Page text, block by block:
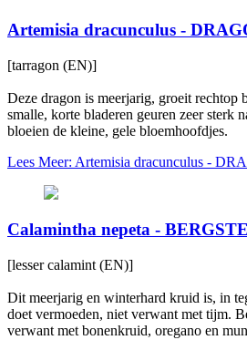
Artemisia dracunculus -
[tarragon (EN)]
Deze dragon is meerjarig, groeit rechtop
smalle, korte bladeren geuren zeer sterk
bloeien de kleine, gele bloemhoofdjes.
Lees Meer: Artemisia dracunculus -
Calamintha nepeta -
[lesser calamint (EN)]
Dit meerjarig en winterhard kruid is, in
doet vermoeden, niet verwant met tijm.
verwant met bonenkruid, oregano en